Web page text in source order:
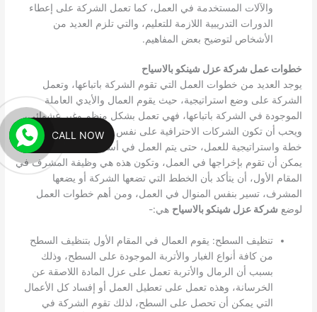
والآلات المستخدمة في العمل، كما تعمل الشركة على إعطاء
الدورات التدريبية اللازمة للتعليم، والتي تلزم العديد من
الأشخاص لتوضيح بعض المفاهيم.
خطوات عمل شركة عزل شينكو بالاسياح
يوجد العديد من خطوات العمل التي تقوم الشركة باتباعها، وتعمل
الشركة على وضع استراتيجية، حيث يقوم العمال والأيدي العاملة
الموجودة في الشركة باتباعها، فهي تعمل بشكل منظم وغير عشوائي،
ويحب أن تكون الشركات الاحترافية على نفس المنوال، حيث يتم وضع
خطة واستراتيجية للعمل، حتى يتم العمل في أسرع وقت وبأعلى جوده
يمكن أن تقوم بإخراجها في العمل، وتكون هذه هي وظيفة المشرف في
المقام الأول، أن يتأكد بأن الخطط التي تضعها الشركة أو يضعها
المشرف، تسير بنفس المنوال في العمل، ومن أهم خطوات العمل
لوضع شركة عزل شينكو بالاسياح هي:-
تنظيف السطح: يقوم العمال في المقام الأول بتنظيف السطح
من كافة أنواع الغبار والأتربة الموجودة على السطح، وذلك
بسبب أن الرمال والأتربة تعمل على عزل المادة اللاصقة عن
الخرسانة، وهذه تعمل على تعطيل العمل أو إفساد كل الأعمال
التي يمكن أن تحصل على السطح، لذلك تقوم الشركة في
CALL NOW